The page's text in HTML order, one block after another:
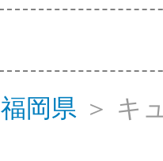
福岡県 ＞ キ